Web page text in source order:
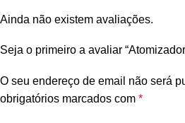
Ainda não existem avaliações.
Seja o primeiro a avaliar
O seu endereço de email não será
obrigatórios marcados com *